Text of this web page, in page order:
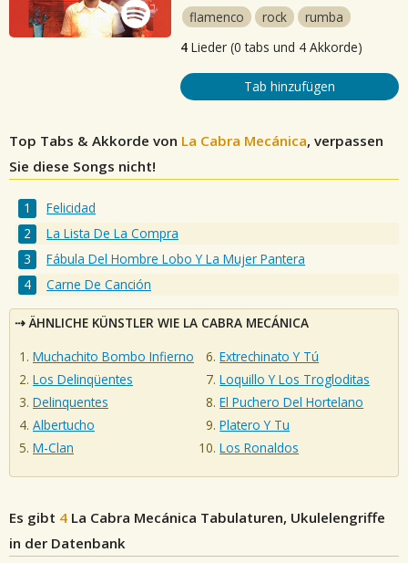
flamenco
rock
rumba
4 Lieder (0 tabs und 4 Akkorde)
Tab hinzufügen
Top Tabs & Akkorde von La Cabra Mecánica, verpassen
Sie diese Songs nicht!
Felicidad
La Lista De La Compra
Fábula Del Hombre Lobo Y La Mujer Pantera
Carne De Canción
ÄHNLICHE KÜNSTLER WIE LA CABRA MECÁNICA
Muchachito Bombo Infierno
Los Delinqüentes
Delinquentes
Albertucho
M-Clan
Extrechinato Y Tú
Loquillo Y Los Trogloditas
El Puchero Del Hortelano
Platero Y Tu
Los Ronaldos
Es gibt 4 La Cabra Mecánica Tabulaturen, Ukulelengriffe
in der Datenbank